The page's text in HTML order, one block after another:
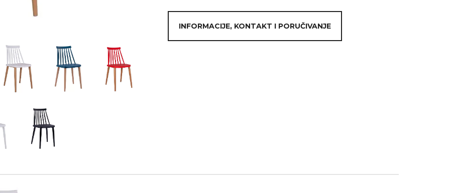
INFORMACIJE, KONTAKT I PORUČIVANJE